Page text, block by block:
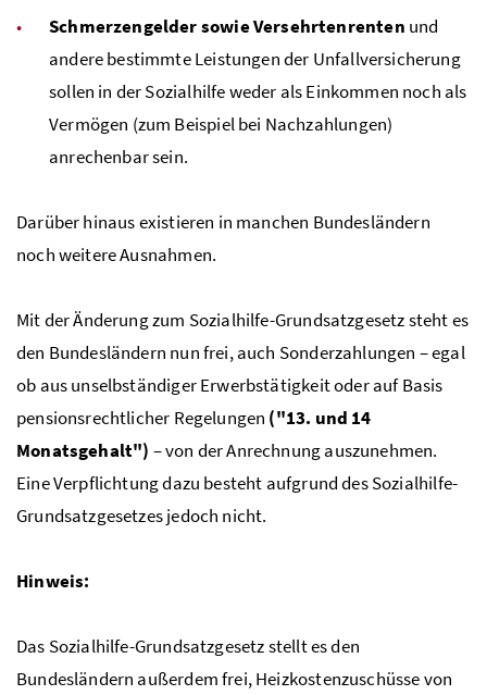
Schmerzengelder sowie Versehrtenrenten und
andere bestimmte Leistungen der Unfallversicherung
sollen in der Sozialhilfe weder als Einkommen noch als
Vermögen (zum Beispiel bei Nachzahlungen)
anrechenbar sein.
Darüber hinaus existieren in manchen Bundesländern
noch weitere Ausnahmen.
Mit der Änderung zum Sozialhilfe-Grundsatzgesetz steht es
den Bundesländern nun frei, auch Sonderzahlungen – egal
ob aus unselbständiger Erwerbstätigkeit oder auf Basis
pensionsrechtlicher Regelungen ("13. und 14
Monatsgehalt") – von der Anrechnung auszunehmen.
Eine Verpflichtung dazu besteht aufgrund des Sozialhilfe-
Grundsatzgesetzes jedoch nicht.
Hinweis:
Das Sozialhilfe-Grundsatzgesetz stellt es den
Bundesländern außerdem frei, Heizkostenzuschüsse von